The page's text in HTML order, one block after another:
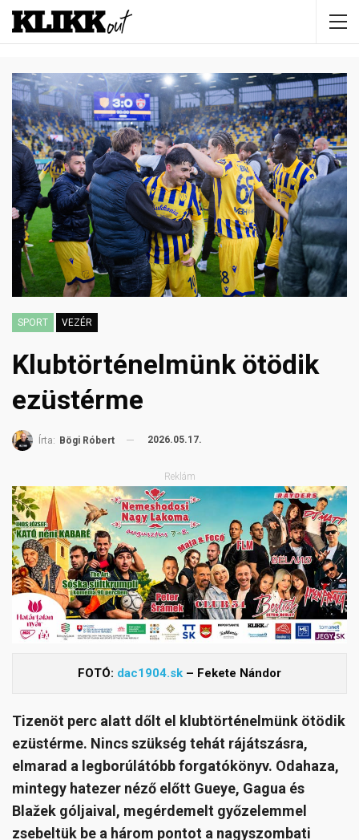
SPORT VEZÉR
Klubtörténelmünk ötödik
ezüstérme
Írta: Bögi Róbert 2026.05.17.
Reklám
FOTÓ: dac1904.sk – Fekete Nándor
Tizenöt perc alatt dőlt el klubtörténelmünk ötödik
ezüstérme. Nincs szükség tehát rájátszásra,
elmarad a legborúlátóbb forgatókönyv. Odahaza,
mintegy hatezer néző előtt Gueye, Gagua és
Blažek góljaival, megérdemelt győzelemmel
zsebeltük be a három pontot a nagyszombati